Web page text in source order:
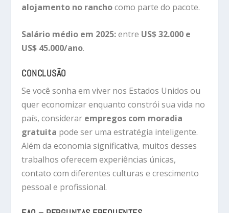
alojamento no ranchocomo parte do pacote.
Salário médio em 2025:entre US$ 32.000 e
US$ 45.000/ano.
CONCLUSÃO
Se você sonha em viver nos Estados Unidos ou
quer economizar enquanto constrói sua vida no
país, considerar empregos com moradia
gratuita pode ser uma estratégia inteligente.
Além da economia significativa, muitos desses
trabalhos oferecem experiências únicas,
contato com diferentes culturas e crescimento
pessoal e profissional.